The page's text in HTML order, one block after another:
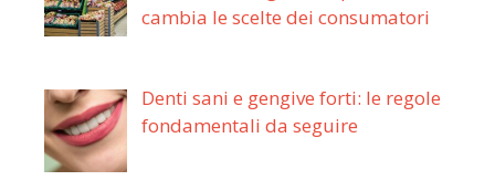
cambia le scelte dei consumatori
Denti sani e gengive forti: le regole
fondamentali da seguire